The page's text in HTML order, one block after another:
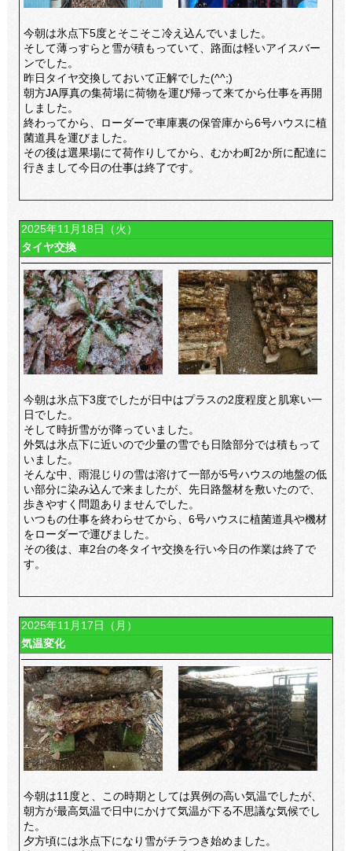
今朝は氷点下5度とそこそこ冷え込んでいました。
そして薄っすらと雪が積もっていて、路面は軽いアイスバー
ンでした。
昨日タイヤ交換しておいて正解でした(^^;)
朝方JA厚真の集荷場に荷物を運び帰って来てから仕事を再開
しました。
終わってから、ローダーで車庫裏の保管庫から6号ハウスに植
菌道具を運びました。
その後は選果場にて荷作りしてから、むかわ町2か所に配達に
行きまして今日の仕事は終了です。
2025年11月18日（火）
タイヤ交換
今朝は氷点下3度でしたが日中はプラスの2度程度と肌寒い一
日でした。
そして時折雪がが降っていました。
外気は氷点下に近いので少量の雪でも日陰部分では積もって
いました。
そんな中、雨混じりの雪は溶けて一部が5号ハウスの地盤の低
い部分に染み込んで来ましたが、先日路盤材を敷いたので、
歩きやすく問題ありませんでした。
いつもの仕事を終わらせてから、6号ハウスに植菌道具や機材
をローダーで運びました。
その後は、車2台の冬タイヤ交換を行い今日の作業は終了で
す。
2025年11月17日（月）
気温変化
今朝は11度と、この時期としては異例の高い気温でしたが、
朝方が最高気温で日中にかけて気温が下る不思議な気候でし
た。
夕方頃には氷点下になり雪がチラつき始めました。